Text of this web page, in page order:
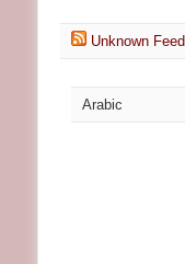
Unknown Feed
Arabic